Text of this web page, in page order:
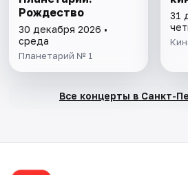
Рождество
30 декабря 2026 •
среда
Планетарий № 1
31
Все концерты в Санкт-